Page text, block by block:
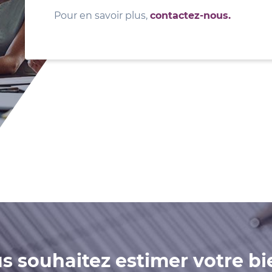
Pour en savoir plus, contactez-nous.
souhaitez estimer votre